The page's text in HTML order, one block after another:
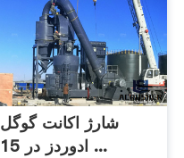
شارژ اکانت گوگل
ادوردز در 15 ...